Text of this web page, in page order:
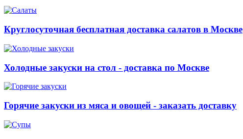
Круглосуточная бесплатная доставка салатов в Москве
Холодные закуски на стол - доставка по Москве
Горячие закуски из мяса и овощей - заказать доставку